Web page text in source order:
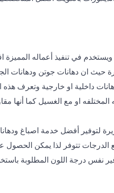
في تنفيذ أعماله المميزة
حيث ان دهانات جوتن ودهانات
داخلية او خارجية وتعرف هذه
المختلفه او مع الغسيل كما أنها
لتوفير أفضل خدمة اصباغ
الدرجات تتوفر لذا يمكن الحصول
نفس درجة اللون المطلوبة